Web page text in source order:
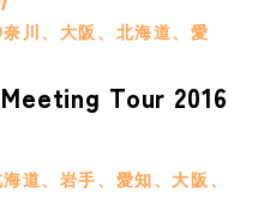
川、大阪、北海道、愛
Tour 2016
道、岩手、愛知、大阪、